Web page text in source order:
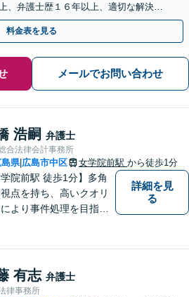
、弁護士歴１６年以上、適切な解決が
応】【女学院前駅1分】
料金表を見る
メールでお問い合わせ
浩嗣 弁護士
合法律会計事務所
島県| 広島市中区 女学院前駅 から徒歩1分
学院前駅 徒歩1分】多角
点を持ち、高いクオリ
より事件処理を目指し
詳細を見
る
有志 弁護士
律事務所